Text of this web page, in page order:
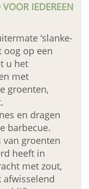
IEDEREEN
‘slanke-
oog op een
u het
met
groenten,
en dragen
barbecue.
van groenten
heeft in
met zout,